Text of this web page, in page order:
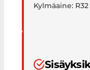
Kylmäaine: R32